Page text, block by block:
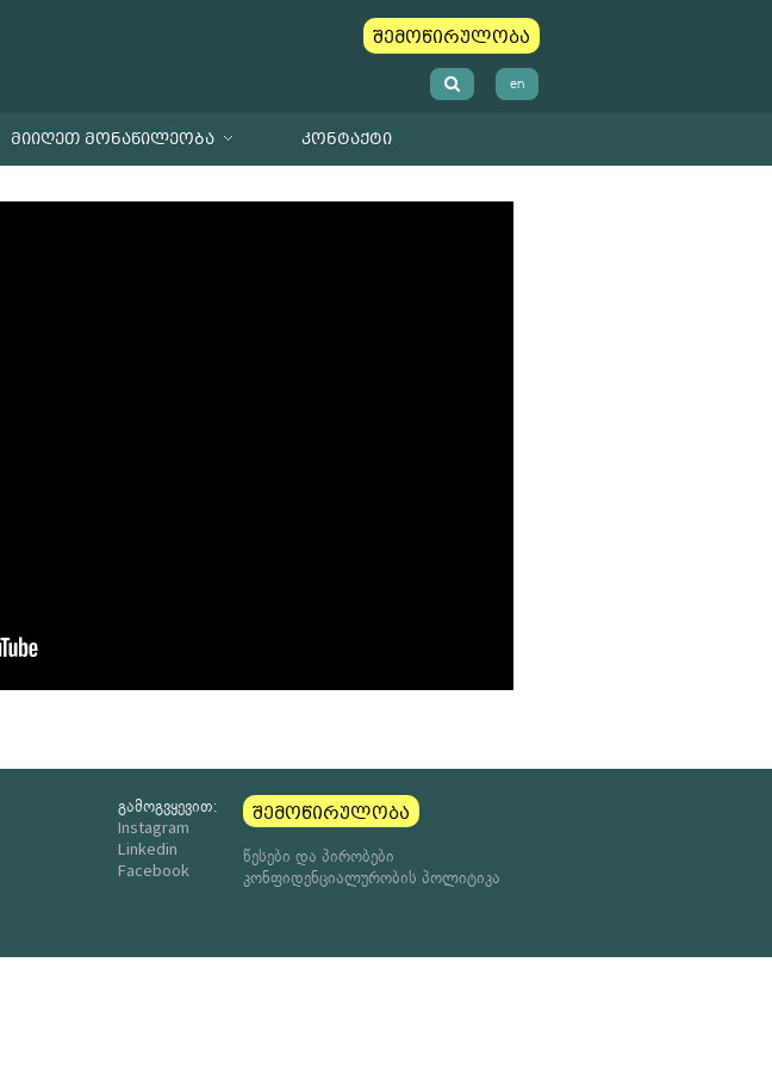
შემოწირულობა
en
ᲛᲘᲘᲦᲔᲗ ᲛᲝᲜᲐᲬᲘᲚᲔᲝᲑᲐ ᲙᲝᲜᲢᲐᲥᲢᲘ
გამოგვყევით:
Instagram
Linkedin
Facebook
შემოწირულობა
წესები და პირობები
კონფიდენციალურობის პოლიტიკა